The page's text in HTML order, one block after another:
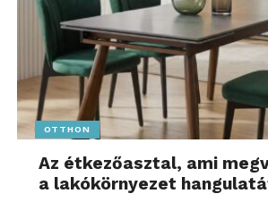
OTTHON
Az étkezőasztal, ami
a lakókörnyezet